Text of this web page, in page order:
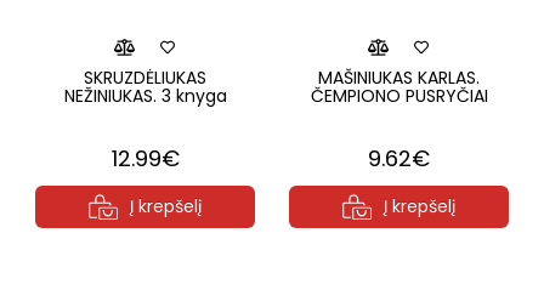
SKRUZDĖLIUKAS
NEŽINIUKAS. 3 knyga
12.99€
Į krepšelį
MAŠINIUKAS KARLAS.
ČEMPIONO PUSRYČIAI
9.62€
Į krepšelį